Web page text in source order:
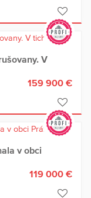
V
159 900 €
v obci
119 000 €